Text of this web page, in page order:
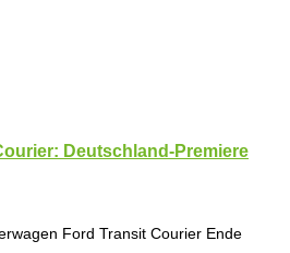
Deutschland-Premiere
Ford Transit Courier Ende